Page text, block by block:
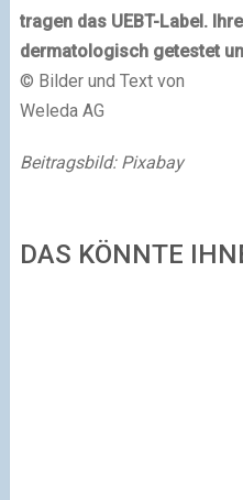
tragen das UEBT-Label.
dermatologisch getestet
© Bilder und Text von
Weleda AG
Beitragsbild: Pixabay
DAS KÖNNTE